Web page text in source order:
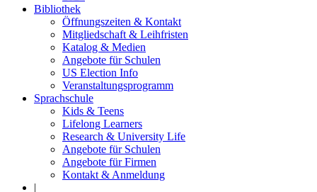
Bibliothek
Öffnungszeiten & Kontakt
Mitgliedschaft & Leihfristen
Katalog & Medien
Angebote für Schulen
US Election Info
Veranstaltungsprogramm
Sprachschule
Kids & Teens
Lifelong Learners
Research & University Life
Angebote für Schulen
Angebote für Firmen
Kontakt & Anmeldung
|